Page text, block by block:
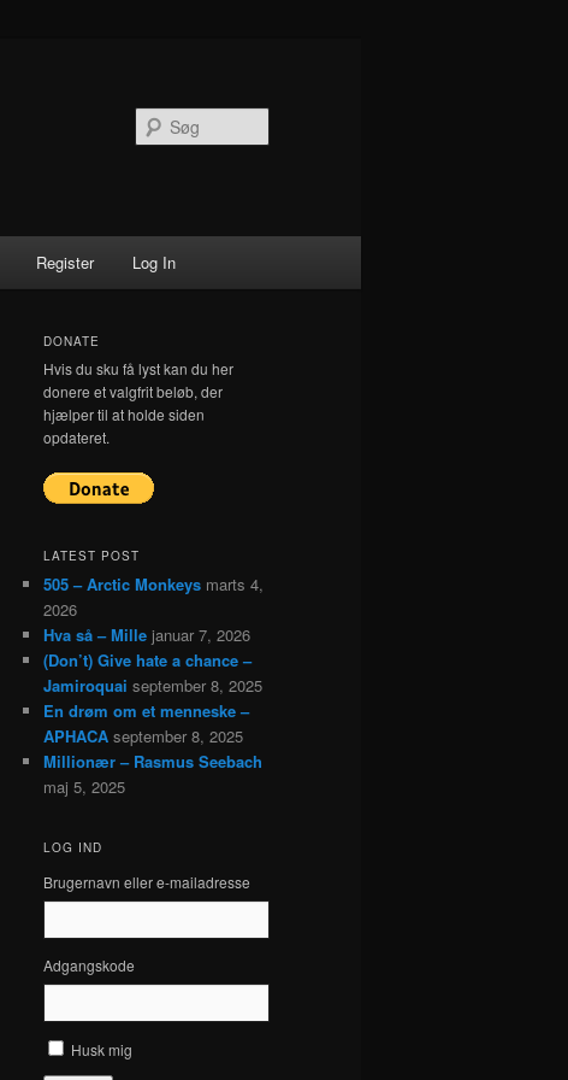
Register Log In
DONATE
Hvis du sku få lyst kan du her
donere et valgfrit beløb, der
hjælper til at holde siden
opdateret.
LATEST POST
505 – Arctic Monkeys marts 4,
2026
Hva så – Mille januar 7, 2026
(Don’t) Give hate a chance –
Jamiroquai september 8, 2025
En drøm om et menneske –
APHACA september 8, 2025
Millionær – Rasmus Seebach
maj 5, 2025
LOG IND
Brugernavn eller e-mailadresse
Adgangskode
Husk mig